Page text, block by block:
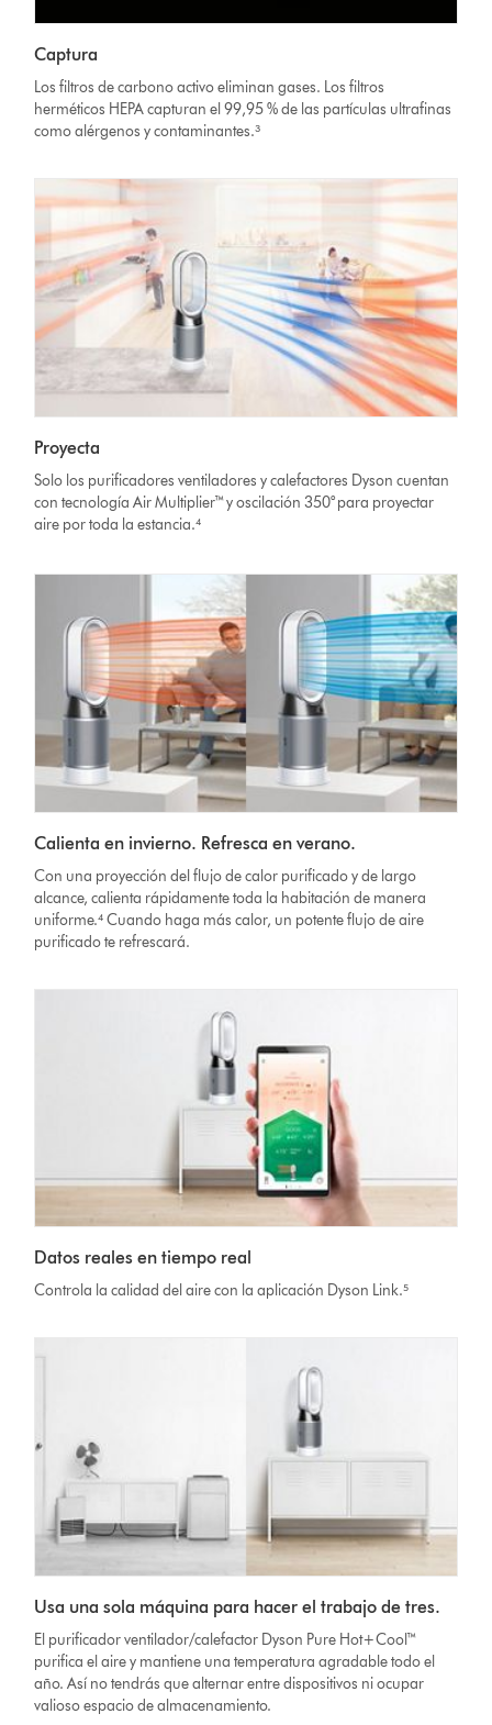
Captura
Los filtros de carbono activo eliminan gases. Los filtros
herméticos HEPA capturan el 99,95 % de las partículas ultrafinas
como alérgenos y contaminantes.³
Proyecta
Solo los purificadores ventiladores y calefactores Dyson cuentan
con tecnología Air Multiplier™ y oscilación 350° para proyectar
aire por toda la estancia.⁴
Calienta en invierno. Refresca en verano.
Con una proyección del flujo de calor purificado y de largo
alcance, calienta rápidamente toda la habitación de manera
uniforme.⁴ Cuando haga más calor, un potente flujo de aire
purificado te refrescará.
Datos reales en tiempo real
Controla la calidad del aire con la aplicación Dyson Link.⁵
Usa una sola máquina para hacer el trabajo de tres.
El purificador ventilador/calefactor Dyson Pure Hot+Cool™
purifica el aire y mantiene una temperatura agradable todo el
año. Así no tendrás que alternar entre dispositivos ni ocupar
valioso espacio de almacenamiento.